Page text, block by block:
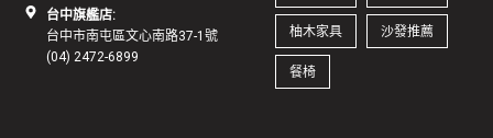
台中旗艦店:
台中市南屯區文心南路37-1號
(04) 2472-6899
柚木家具 沙發推薦
餐椅